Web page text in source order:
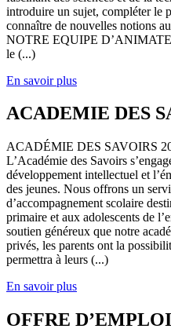
introduire un sujet, compléter le
connaître de nouvelles notions
NOTRE EQUIPE
le (...)
En savoir plus
ACADEMIE DES
ACADÉMIE DES SAVOIRS
L’Académie des Savoirs
développement intellectuel et
des jeunes. Nous offrons un
d’accompagnement scolaire
primaire et aux adolescents de
soutien généreux que notre
privés, les parents ont la
permettra à leurs (...)
En savoir plus
OFFRE D’EMPLOI